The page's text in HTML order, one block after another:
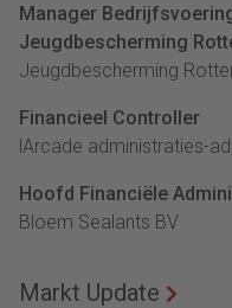
Manager
Jeugdbescherming
Jeugdbescherming
Financieel Controller
lArcade administraties-
Hoofd Financiële
Bloem Sealants BV
Markt Update